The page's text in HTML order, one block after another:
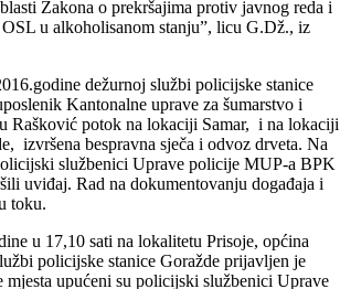
u 02,00 sati policijski službenici Uprave
su na Trgu branilaca u Goraždu
u alkoholisanom stanju”, licu G.Dž., iz
dežurnoj službi policijske stanice
Kantonalne uprave za šumarstvo i
Rašković potok na lokaciji Samar, i na lokaciji
izvršena bespravna sječa i odvoz drveta. Na
uviđaj. Rad na dokumentovanju događaja i
toku.